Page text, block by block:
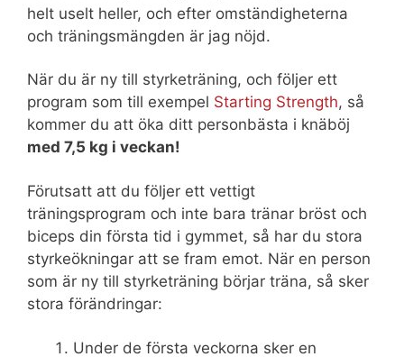
helt uselt heller, och efter omständigheterna
och träningsmängden är jag nöjd.
När du är ny till styrketräning, och följer ett
program som till exempel Starting Strength, så
kommer du att öka ditt personbästa i knäböj
med 7,5 kg i veckan!
Förutsatt att du följer ett vettigt
träningsprogram och inte bara tränar bröst och
biceps din första tid i gymmet, så har du stora
styrkeökningar att se fram emot. När en person
som är ny till styrketräning börjar träna, så sker
stora förändringar:
Under de första veckorna sker en